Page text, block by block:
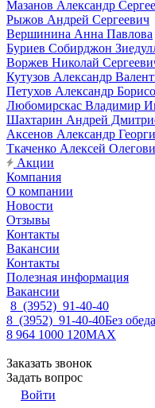
Мазанов Александр
Рыжов Андрей Сергеевич
Вершинина Анна Павлова
Буриев Собирджон
Воржев Николай
Кутузов Александр
Петухов Александр
Любомирскас Владимир
Шахтарин Андрей
Аксенов Александр
Ткаченко Алексей
Акции
Компания
О компании
Новости
Отзывы
Контакты
Вакансии
Контакты
Полезная информация
Вакансии
8 (3952) 91-40-40
8 (3952) 91-40-40Без
8 964 1000 120MAX
Заказать звонок
Задать вопрос
Войти